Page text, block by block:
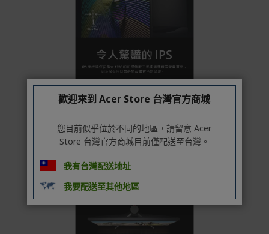
歡迎來到 Acer Store 台灣官方商城
您目前似乎位於不同的地區，請留意 Acer
Store 台灣官方商城目前僅配送至台灣。
我有台灣配送地址
我要配送至其他地區